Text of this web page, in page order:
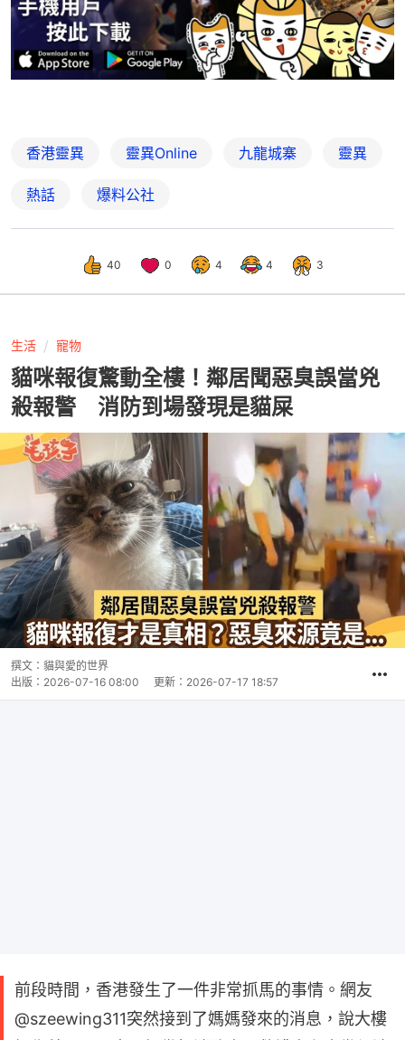
香港靈異 靈異Online 九龍城寨 靈異
熱話 爆料公社
40 0 4 4 3
生活 寵物
貓咪報復驚動全樓！鄰居聞惡臭誤當兇
殺報警 消防到場發現是貓屎
撰文： 貓與愛的世界
出版： 2026-07-16 08:00 更新： 2026-07-17 18:57
前段時間，香港發生了一件非常抓馬的事情。網友
@szeewing311突然接到了媽媽發來的消息，說大樓